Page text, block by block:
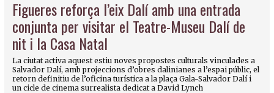
Figueres reforça l’eix Dalí amb una entrada
conjunta per visitar el Teatre-Museu Dalí de
nit i la Casa Natal
La ciutat activa aquest estiu noves propostes culturals vinculades a
Salvador Dalí, amb projeccions d’obres dalinianes a l’espai públic, el
retorn definitiu de l’oficina turística a la plaça Gala-Salvador Dalí i
un cicle de cinema surrealista dedicat a David Lynch